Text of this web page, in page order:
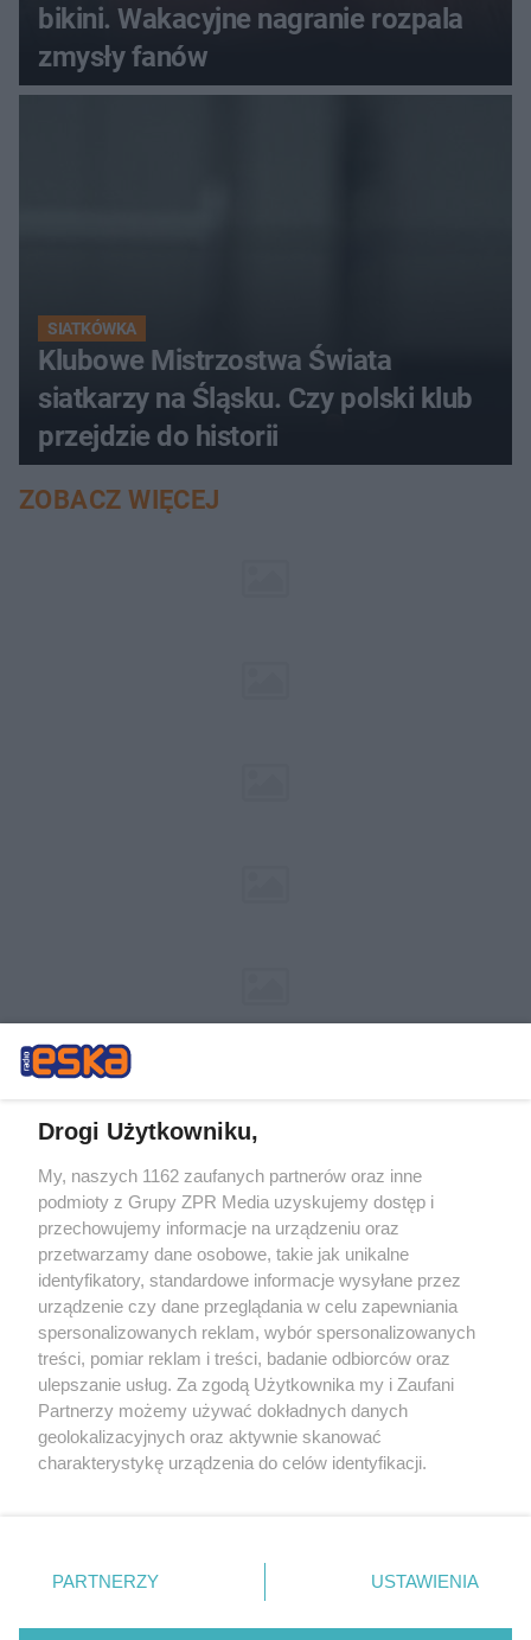
bikini. Wakacyjne nagranie rozpala
zmysły fanów
SIATKÓWKA
Klubowe Mistrzostwa Świata
siatkarzy na Śląsku. Czy polski klub
przejdzie do historii
ZOBACZ WIĘCEJ
Żaden utwór zamieszczony w serwisie nie może być powielany i
rozpowszechniany lub dalej rozpowszechniany w jakikolwiek sposób (w
tym także elektroniczny lub mechaniczny) na jakimkolwiek polu
eksploatacji w jakiejkolwiek formie, włącznie z umieszczaniem w
Internecie bez pisemnej zgody właściciela praw. Jakiekolwiek użycie lub
wykorzystanie utworów w całości lub w części z naruszeniem prawa,
tzn. bez właściwej zgody, jest zabronione pod groźbą kary i może być
ścigane prawnie.
© 2026 Grupa ZPR Media
Drogi Użytkowniku,
My, naszych 1162 zaufanych partnerów oraz inne
podmioty z Grupy ZPR Media uzyskujemy dostęp i
przechowujemy informacje na urządzeniu oraz
przetwarzamy dane osobowe, takie jak unikalne
identyfikatory, standardowe informacje wysyłane przez
urządzenie czy dane przeglądania w celu zapewniania
spersonalizowanych reklam, wybór spersonalizowanych
treści, pomiar reklam i treści, badanie odbiorców oraz
ulepszanie usług. Za zgodą Użytkownika my i Zaufani
Partnerzy możemy używać dokładnych danych
geolokalizacyjnych oraz aktywnie skanować
charakterystykę urządzenia do celów identyfikacji.
zmienić/wycofać klikając przycisk ustawień prywatności
znajdujący się w lewym dolnym rogu strony
rodzaje przetwarzania danych nie wymagają zgody
PARTNERZY USTAWIENIA